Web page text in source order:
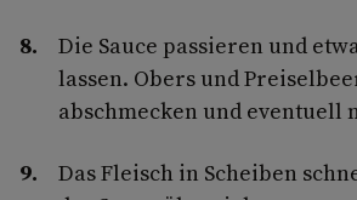
Die Sauce passieren und
lassen. Obers und
abschmecken und eventuell
Das Fleisch in Scheiben